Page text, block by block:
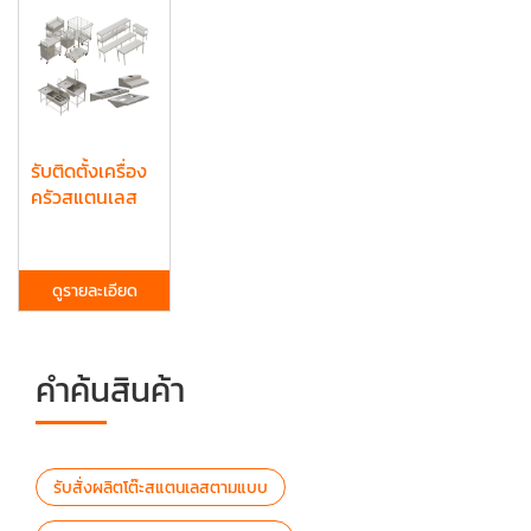
รับติดตั้งเครื่อง
ครัวสแตนเลส
ดูรายละเอียด
คำค้นสินค้า
รับสั่งผลิตโต๊ะสแตนเลสตามแบบ